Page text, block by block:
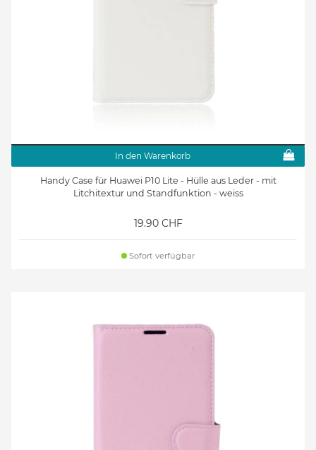
In den Warenkorb
Handy Case für Huawei P10 Lite - Hülle aus Leder - mit
Litchitextur und Standfunktion - weiss
19.90 CHF
Sofort verfügbar